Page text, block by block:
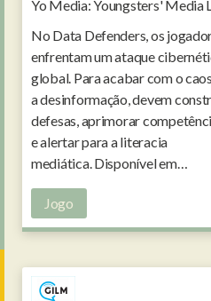
Yo Media: Youngsters' Media
No Data Defenders, os
enfrentam um ataque
global. Para acabar com o
a desinformação, devem
defesas, aprimorar
e alertar para a literacia
mediática. Disponível em
português e noutras línguas.
Jogo